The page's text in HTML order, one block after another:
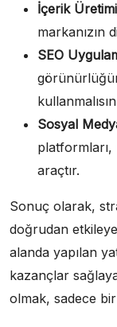
İçerik
markanızın
SEO
Sosyal
araçtır.
Sonuç olarak,
doğrudan
alanda yapılan
kazançlar
olmak, sadece